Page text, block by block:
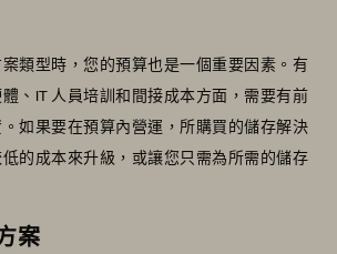
類型時，您的預算也是一個重要因素。有
、IT 人員培訓和間接成本方面，需要有前
如果要在預算內營運，所購買的儲存解決
的成本來升級，或讓您只需為所需的儲存
案